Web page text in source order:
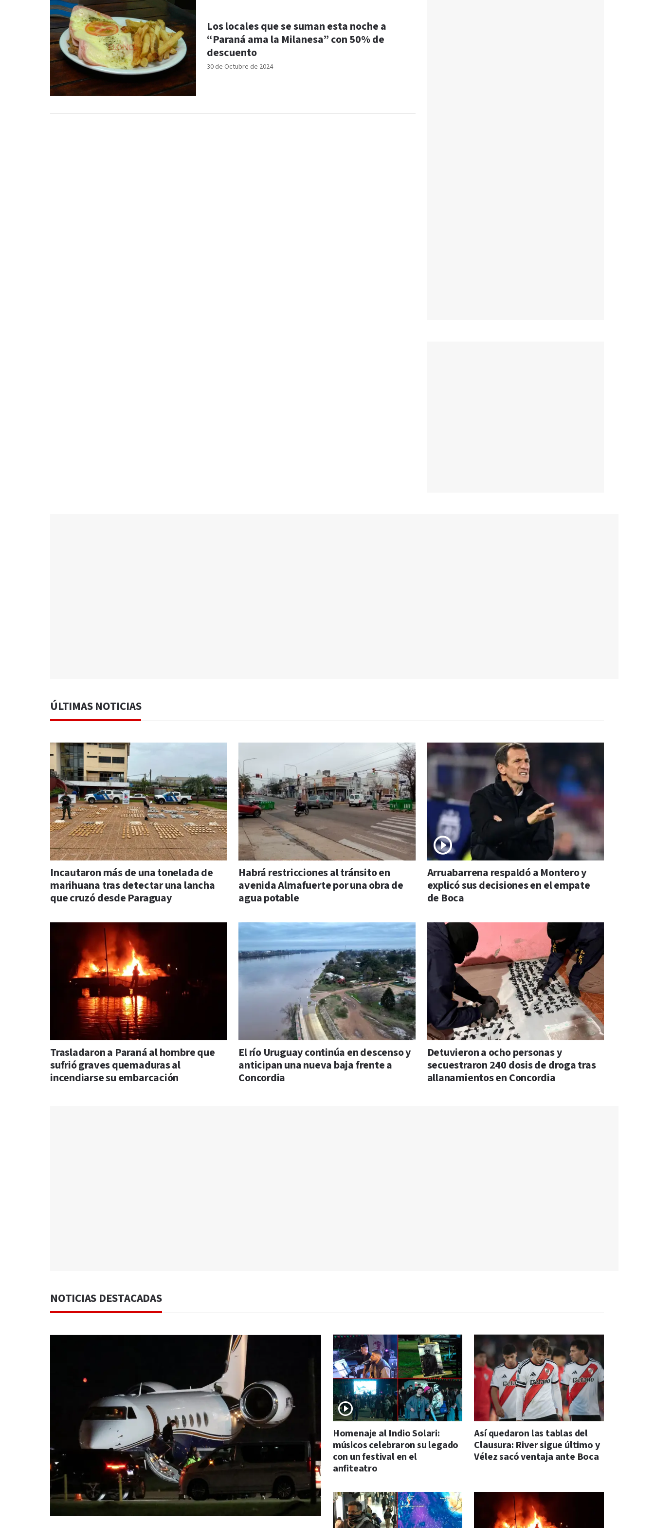
30 de Octubre de 2024
Los locales que se suman esta noche a
“Paraná ama la Milanesa” con 50% de
descuento
ÚLTIMAS NOTICIAS
Incautaron más de una tonelada de
marihuana tras detectar una lancha
que cruzó desde Paraguay
Habrá restricciones al tránsito en
avenida Almafuerte por una obra de
agua potable
Arruabarrena respaldó a Montero y
explicó sus decisiones en el empate
de Boca
Trasladaron a Paraná al hombre que
sufrió graves quemaduras al
incendiarse su embarcación
El río Uruguay continúa en descenso y
anticipan una nueva baja frente a
Concordia
Detuvieron a ocho personas y
secuestraron 240 dosis de droga tras
allanamientos en Concordia
NOTICIAS DESTACADAS
Homenaje al Indio Solari:
músicos celebraron su legado
con un festival en el
anfiteatro
Así quedaron las tablas del
Clausura: River sigue último y
Vélez sacó ventaja ante Boca